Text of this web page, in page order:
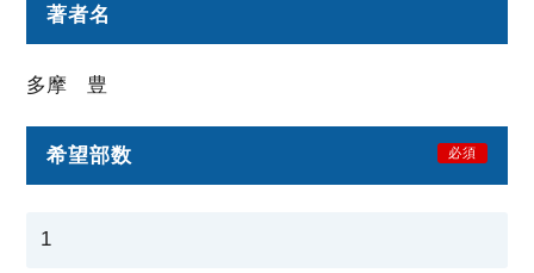
著者名
多摩 豊
希望部数 必須